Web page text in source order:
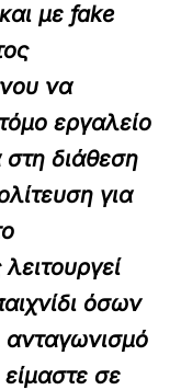
με fake
να
εργαλείο
στη διάθεση
για
όσων
ανταγωνισμό
είμαστε σε